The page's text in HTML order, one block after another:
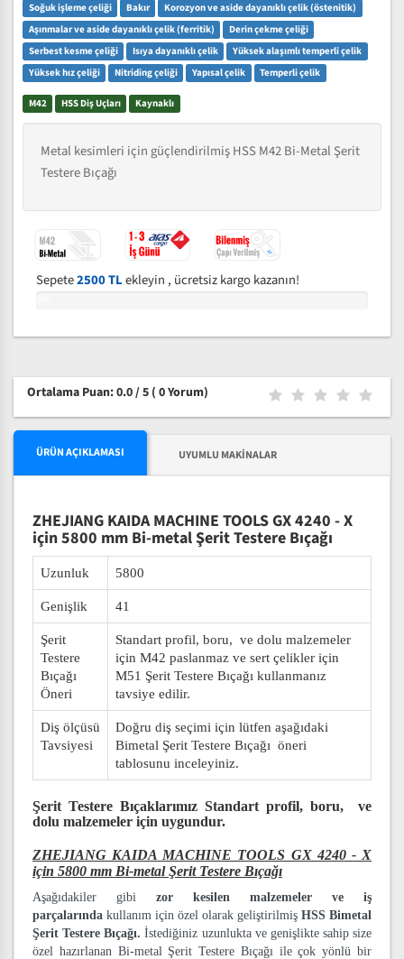
Soğuk işleme çeliği
Bakır
Korozyon ve aside dayanıklı çelik (östenitik)
Aşınmalar ve aside dayanıklı çelik (ferritik)
Derin çekme çeliği
Serbest kesme çeliği
Isıya dayanıklı çelik
Yüksek alaşımlı temperli çelik
Yüksek hız çeliği
Nitriding çeliği Yapısal çelik Temperli çelik
M42 HSS Diş Uçları Kaynaklı
Metal kesimleri için güçlendirilmiş HSS M42 Bi-Metal Şerit
Testere Bıçağı
Sepete2500 TLekleyin , ücretsiz kargo kazanın!
Ortalama Puan: 0.0 / 5 ( 0 Yorum)
ÜRÜN AÇIKLAMASI UYUMLU MAKINALAR
ZHEJIANG KAIDA MACHINE TOOLS GX 4240 - X
için 5800 mm Bi-metal Şerit Testere Bıçağı
Uzunluk 5800
Genişlik 41
Şerit
Testere
Bıçağı
Öneri
Standart profil, boru, ve dolu malzemeler
için M42 paslanmaz ve sert çelikler için
M51 Şerit Testere Bıçağı kullanmanız
tavsiye edilir.
Diş ölçüsü
Tavsiyesi
Doğru diş seçimi için lütfen aşağıdaki
Bimetal Şerit Testere Bıçağı öneri
tablosunu inceleyiniz.
Şerit Testere Bıçaklarımız Standart profil, boru, ve
dolu malzemeler için uygundur.
ZHEJIANG KAIDA MACHINE TOOLS GX 4240 - X
için 5800 mm Bi-metal Şerit Testere Bıçağı
Aşağıdakiler gibi zor kesilen malzemeler ve iş
parçalarında kullanım için özel olarak geliştirilmiş HSS Bimetal
Şerit Testere Bıçağı.İstediğiniz uzunlukta ve genişlikte sahip size
özel hazırlanan Bi-metal Şerit Testere Bıçağı ile çok yönlü bir